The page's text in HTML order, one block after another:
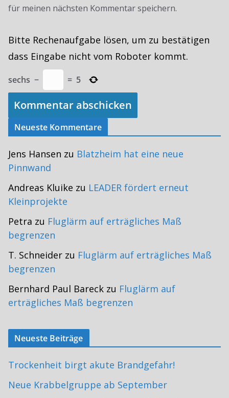
für meinen nächsten Kommentar speichern.
Bitte Rechenaufgabe lösen, um zu bestätigen
dass Eingabe nicht vom Roboter kommt.
sechs − = 5
Neueste Kommentare
Jens Hansen zu Blatzheim hat eine neue
Pinnwand
Andreas Kluike zu LEADER fördert erneut
Kleinprojekte
Petra zu Fluglärm auf erträgliches Maß
begrenzen
T. Schneider zu Fluglärm auf erträgliches Maß
begrenzen
Bernhard Paul Bareck zu Fluglärm auf
erträgliches Maß begrenzen
Neueste Beiträge
Trockenheit birgt akute Brandgefahr!
Neue Krabbelgruppe ab September